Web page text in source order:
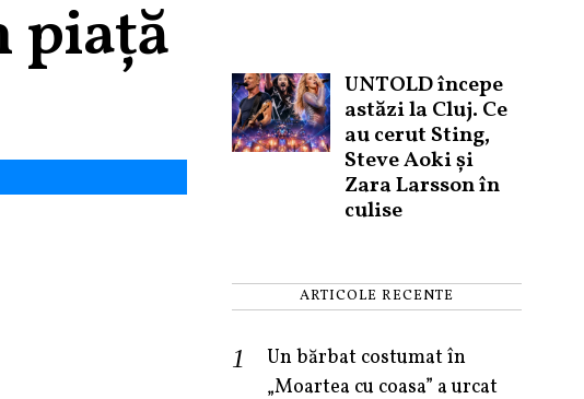
piață
UNTOLD începe
astăzi la Cluj. Ce
au cerut Sting,
Steve Aoki și
Zara Larsson în
culise
ARTICOLE RECENTE
Un bărbat costumat în
„Moartea cu coasa” a urcat